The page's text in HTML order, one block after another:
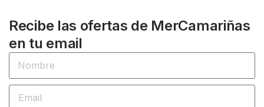
Recibe las ofertas de MerCamariñas
en tu email